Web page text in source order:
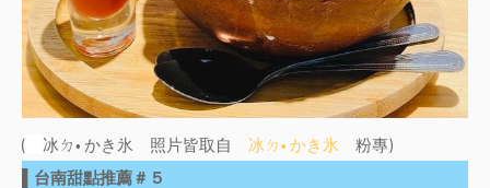
( 冰ㄉ• かき氷 照片皆取自 冰ㄉ• かき氷 粉專)
▌台南甜點推薦＃５